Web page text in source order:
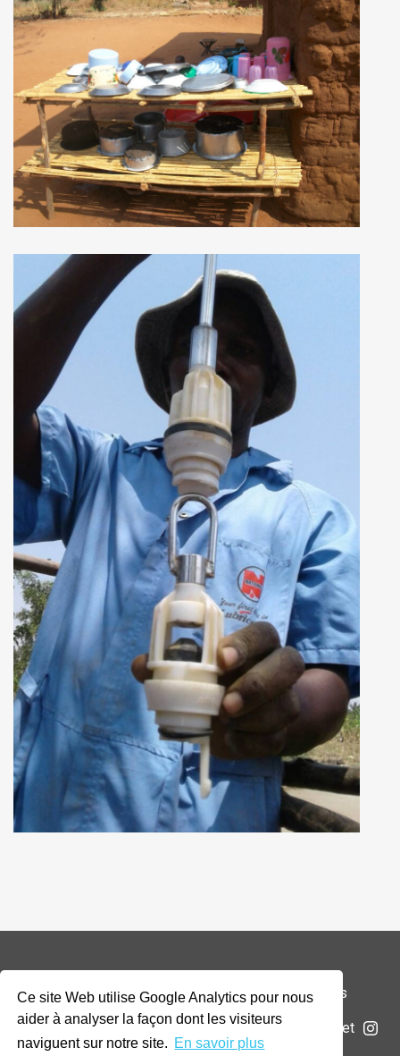
Ce site Web utilise Google Analytics pour nous
aider à analyser la façon dont les visiteurs
naviguent sur notre site. En savoir plus
© 2026 Addax & Oryx Foundation —Mentions légales
La Fondation Projets Actualités Soumettre un projet